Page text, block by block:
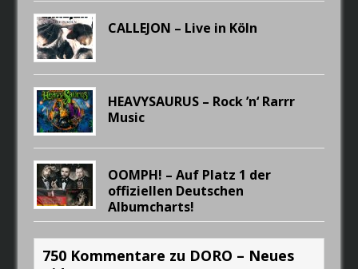
CALLEJON – Live in Köln
HEAVYSAURUS – Rock ’n‘ Rarrr
Music
OOMPH! – Auf Platz 1 der
offiziellen Deutschen
Albumcharts!
750 Kommentare zu DORO – Neues